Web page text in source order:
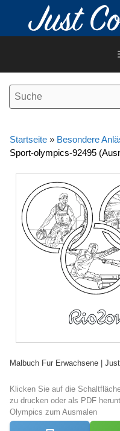
Inhalt
Startseite » Besondere
Sport-olympics-92495
Malbuch Fur Erwachsene |
Klicken Sie auf die
zu drucken oder als PDF
Olympics zum Ausmalen